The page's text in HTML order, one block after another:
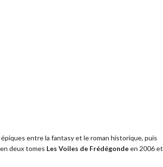
entre la fantasy et le roman historique, puis
en deux tomes Les Voiles de Frédégondeen 2006 et